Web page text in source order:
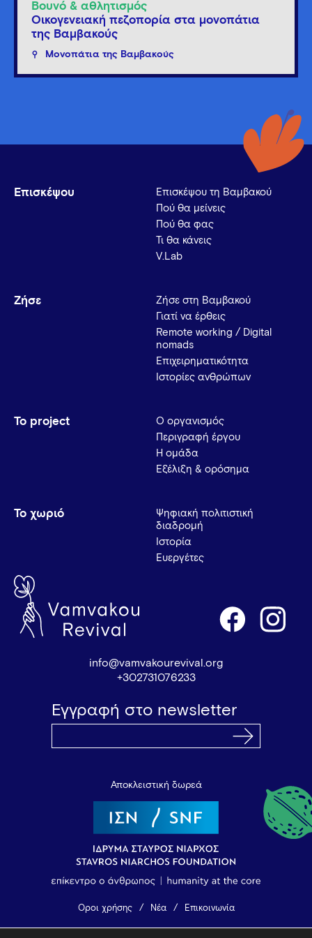
Βουνό & αθλητισμός
Οικογενειακή πεζοπορία στα μονοπάτια
της Βαμβακούς
Μονοπάτια της Βαμβακούς
Επισκέψου
Επισκέψου τη Βαμβακού
Πού θα μείνεις
Πού θα φας
Τι θα κάνεις
V.Lab
Ζήσε
Ζήσε στη Βαμβακού
Γιατί να έρθεις
Remote working / Digital
nomads
Επιχειρηματικότητα
Ιστορίες ανθρώπων
Το project
Ο οργανισμός
Περιγραφή έργου
Η ομάδα
Εξέλιξη & ορόσημα
Το χωριό
Ψηφιακή πολιτιστική
διαδρομή
Ιστορία
Ευεργέτες
info@vamvakourevival.org
+302731076233
Εγγραφή στο newsletter
Αποκλειστική δωρεά
Όροι χρήσης Νέα Επικοινωνία